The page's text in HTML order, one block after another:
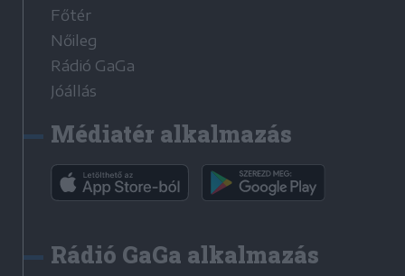
Főtér
Nőileg
Rádió GaGa
Jóállás
Médiatér alkalmazás
Rádió GaGa alkalmazás